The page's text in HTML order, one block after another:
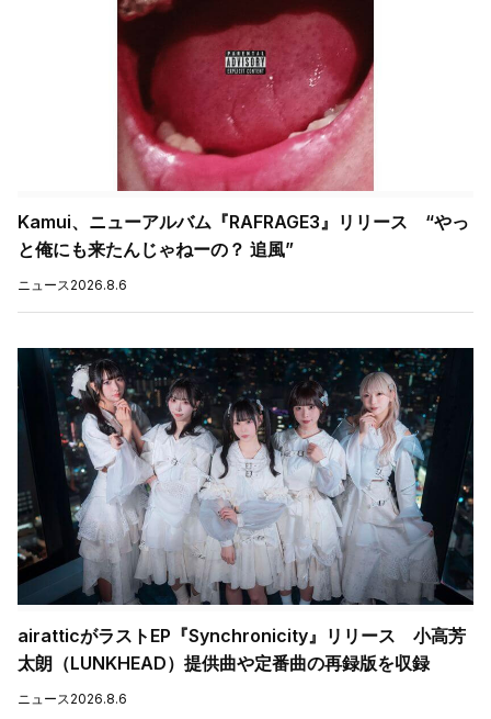
Kamui、ニューアルバム『RAFRAGE3』リリース “やっ
と俺にも来たんじゃねーの？ 追風”
ニュース2026.8.6
airatticがラストEP『Synchronicity』リリース 小高芳
太朗（LUNKHEAD）提供曲や定番曲の再録版を収録
ニュース2026.8.6